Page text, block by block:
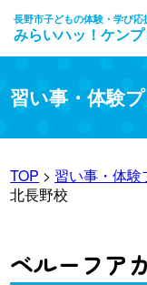
長野市子どもの体験・学び応
みらいハッ！ケン
習い事・体験
TOP > 習い事・体
北長野校
ベルーフア